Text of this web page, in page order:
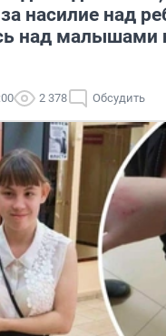
насилие над
над малышами
2 378 Обсудить